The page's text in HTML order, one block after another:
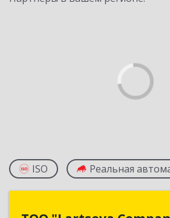
ISO Реальная